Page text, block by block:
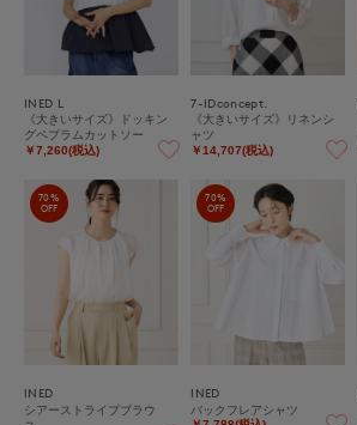
INED L
《大きいサイズ》ドッキン
グペプラムカットソー
￥7,260(税込)
7-IDconcept.
《大きいサイズ》リネンシ
ャツ
￥14,707(税込)
70%
OFF
INED
シアーストライプブラウ
70%
OFF
INED
バックフレアシャツ